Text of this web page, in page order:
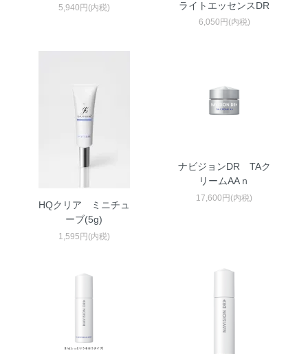
5,940円(内税)
ライトエッセンスDR
6,050円(内税)
HQクリア ミニチュ
ーブ(5g)
1,595円(内税)
ナビジョンDR TAク
リームAAｎ
17,600円(内税)